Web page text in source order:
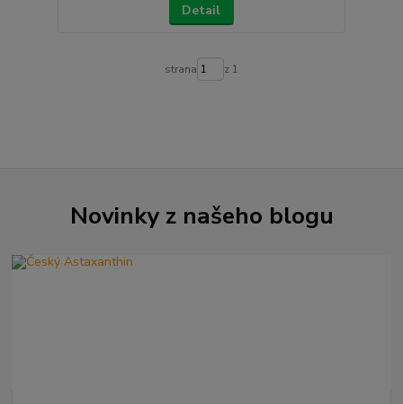
Detail
strana z 1
Novinky z našeho blogu